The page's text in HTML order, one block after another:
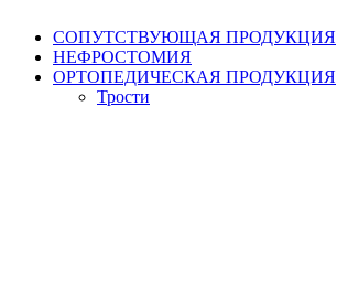
СОПУТСТВУЮЩАЯ ПРОДУКЦИЯ
НЕФРОСТОМИЯ
ОРТОПЕДИЧЕСКАЯ ПРОДУКЦИЯ
Трости